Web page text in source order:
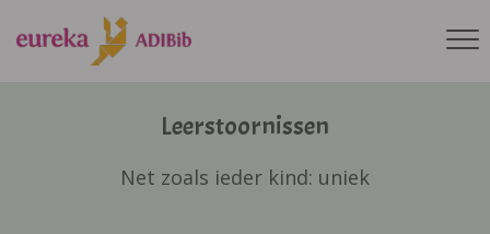
Leerstoornissen
Net zoals ieder kind: uniek